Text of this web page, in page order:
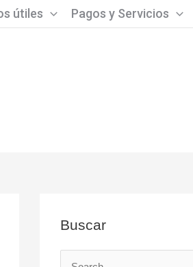
útiles Pagos y Servicios
Buscar